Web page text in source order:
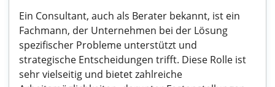
Ein Consultant, auch als Berater bekannt, ist ein
Fachmann, der Unternehmen bei der Lösung
spezifischer Probleme unterstützt und
strategische Entscheidungen trifft. Diese Rolle ist
sehr vielseitig und bietet zahlreiche